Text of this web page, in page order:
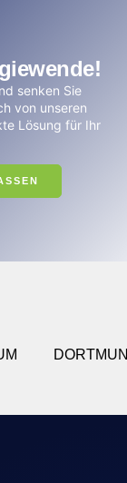
senken Sie
von unseren
Lösung für Ihr